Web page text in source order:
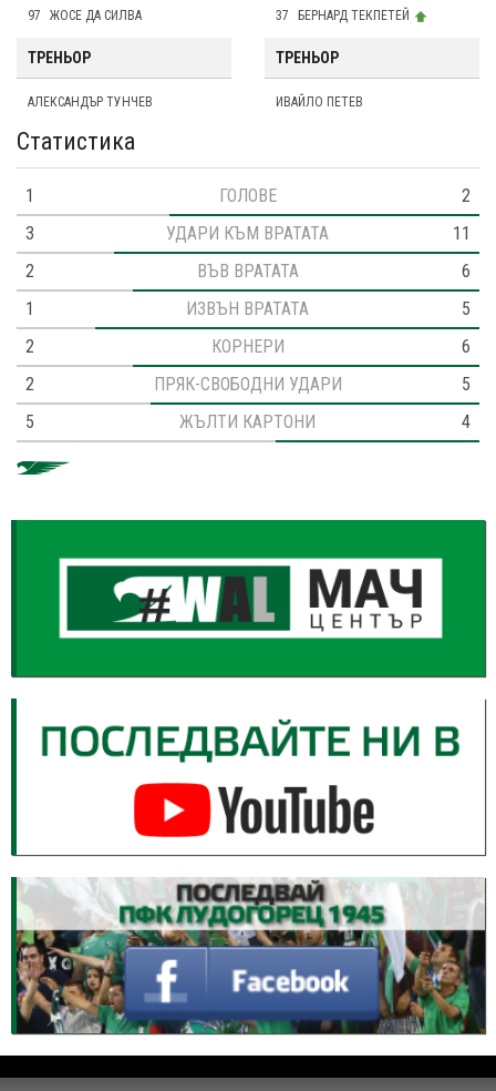
97 ЖОСЕ ДА СИЛВА 37 БЕРНАРД ТЕКПЕТЕЙ
ТРЕНЬОР
АЛЕКСАНДЪР ТУНЧЕВ
ТРЕНЬОР
ИВАЙЛО ПЕТЕВ
Статистика
1 ГОЛОВЕ
2
3
УДАРИ КЪМ ВРАТАТА
11
2
ВЪВ ВРАТАТА
6
1
ИЗВЪН ВРАТАТА
5
2
КОРНЕРИ
6
2
ПРЯК-СВОБОДНИ УДАРИ
5
5
ЖЪЛТИ КАРТОНИ 4